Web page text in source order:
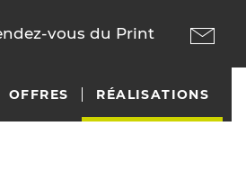
vous du Print
OFFRES RÉALISATIONS